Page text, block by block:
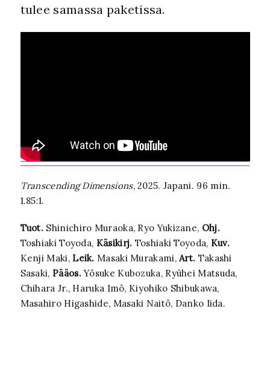
tulee samassa paketissa.
Transcending Dimensions, 2025. Japani. 96 min.
1.85:1.
Tuot. Shinichiro Muraoka, Ryo Yukizane, Ohj.
Toshiaki Toyoda, Käsikirj. Toshiaki Toyoda, Kuv.
Kenji Maki, Leik. Masaki Murakami,Art. Takashi
Sasaki, Pääos.Yôsuke Kubozuka, Ryûhei Matsuda,
Chihara Jr., Haruka Imô, Kiyohiko Shibukawa,
Masahiro Higashide, Masaki Naitô, Danko Iida.